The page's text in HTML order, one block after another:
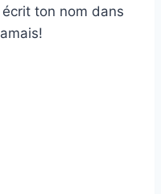
ton nom dans